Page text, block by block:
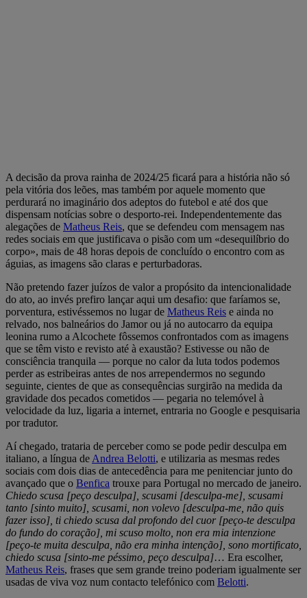
A decisão da prova rainha de 2024/25 ficará para a história não só
pela vitória dos leões, mas também por aquele momento que
perdurará no imaginário dos adeptos do futebol e até dos que
dispensam notícias sobre o desporto-rei. Independentemente das
alegações de Matheus Reis, que se defendeu com mensagem nas
redes sociais em que justificava o pisão com um «desequilíbrio do
corpo», mais de 48 horas depois de concluído o encontro com as
águias, as imagens são claras e perturbadoras.
Não pretendo fazer juízos de valor a propósito da intencionalidade
do ato, ao invés prefiro lançar aqui um desafio: que faríamos se,
porventura, estivéssemos no lugar de Matheus Reis e ainda no
relvado, nos balneários do Jamor ou já no autocarro da equipa
leonina rumo a Alcochete fôssemos confrontados com as imagens
que se têm visto e revisto até à exaustão? Estivesse ou não de
consciência tranquila — porque no calor da luta todos podemos
perder as estribeiras antes de nos arrependermos no segundo
seguinte, cientes de que as consequências surgirão na medida da
gravidade dos pecados cometidos — pegaria no telemóvel à
velocidade da luz, ligaria a internet, entraria no Google e pesquisaria
por tradutor.
Aí chegado, trataria de perceber como se pode pedir desculpa em
italiano, a língua de Andrea Belotti, e utilizaria as mesmas redes
sociais com dois dias de antecedência para me penitenciar junto do
avançado que o Benfica trouxe para Portugal no mercado de janeiro.
Chiedo scusa [peço desculpa], scusami [desculpa-me], scusami
tanto [sinto muito], scusami, non volevo [desculpa-me, não quis
fazer isso], ti chiedo scusa dal profondo del cuor [peço-te desculpa
do fundo do coração], mi scuso molto, non era mia intenzione
[peço-te muita desculpa, não era minha intenção], sono mortificato,
chiedo scusa [sinto-me péssimo, peço desculpa]… Era escolher,
Matheus Reis, frases que sem grande treino poderiam igualmente ser
usadas de viva voz num contacto telefónico com Belotti.